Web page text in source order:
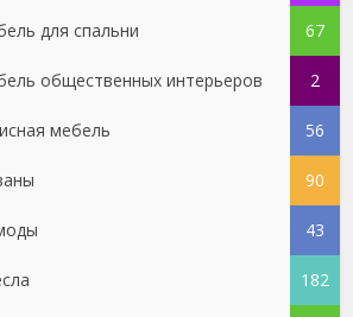
для спальни 67
общественных интерьеров 2
мебель 56
90
43
182